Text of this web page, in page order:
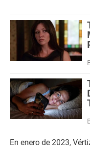
En enero de 2023,